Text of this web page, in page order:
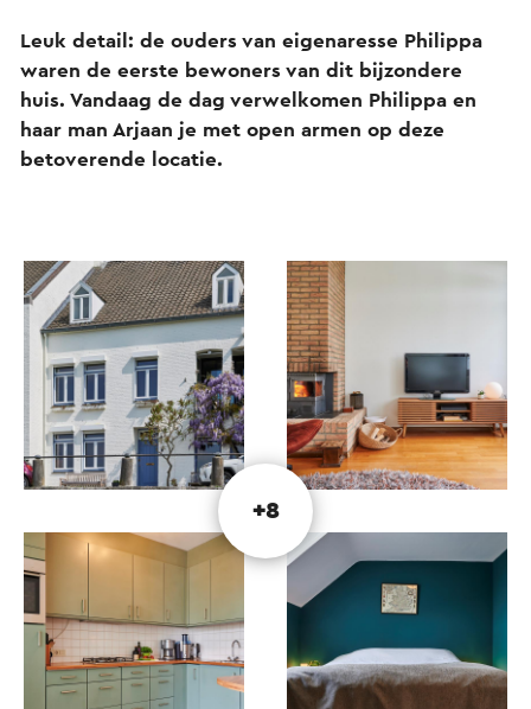
Leuk detail: de ouders van eigenaresse Philippa
waren de eerste bewoners van dit bijzondere
huis. Vandaag de dag verwelkomen Philippa en
haar man Arjaan je met open armen op deze
betoverende locatie.
+8